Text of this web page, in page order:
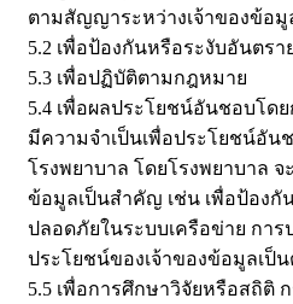
ตามสัญญาระหว่างเจ้าของข้อมู
5.2 เพื่อป้องกันหรือระงับอันตร
5.3 เพื่อปฏิบัติตามกฎหมาย
5.4 เพื่อผลประโยชน์อันชอบโ
มีความจำเป็นเพื่อประโยชน์อัน
โรงพยาบาล โดยโรงพยาบาล
ข้อมูลเป็นสำคัญ เช่น เพื่อป้องกั
ปลอดภัยในระบบเครือข่าย การ
ประโยชน์ของเจ้าของข้อมูลเป็
5.5 เพื่อการศึกษาวิจัยหรือสถิติ